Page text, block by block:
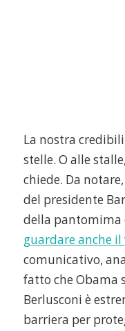
La nostra
stelle. O alle
chiede. Da
del presidente
della pantomima
guardare anche il
comunicativo,
fatto che Obama
Berlusconi è
barriera per